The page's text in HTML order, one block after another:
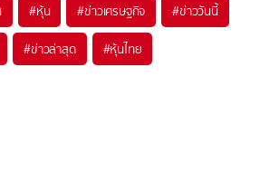
#หุ้น #ข่าวเศรษฐกิจ #ข่าววันนี้
#ข่าวล่าสุด #หุ้นไทย